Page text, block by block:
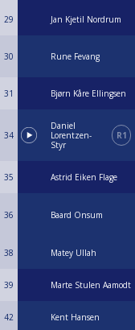
29 Jan Kjetil Nordrum
30 Rune Fevang
31 Bjørn Kåre Ellingsen
34
Daniel
Lorentzen-
Styr
R1
35 Astrid Eiken Flage
36 Baard Onsum
38 Matey Ullah
39 Marte Stulen Aamodt
42 Kent Hansen